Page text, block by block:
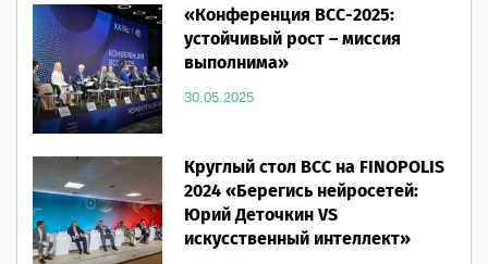
«Конференция ВСС-2025:
устойчивый рост – миссия
выполнима»
30.05.2025
Круглый стол ВСС на FINOPOLIS
2024 «Берегись нейросетей:
Юрий Деточкин VS
искусственный интеллект»